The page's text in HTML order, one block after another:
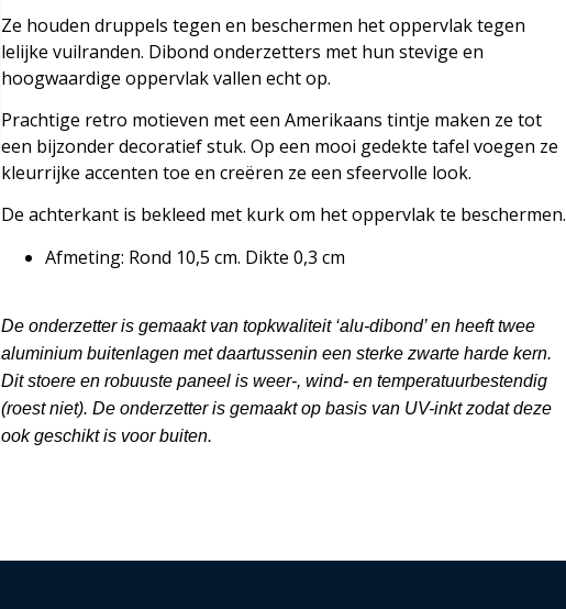
Ze houden druppels tegen en beschermen het oppervlak tegen
lelijke vuilranden. Dibond onderzetters met hun stevige en
hoogwaardige oppervlak vallen echt op.
Prachtige retro motieven met een Amerikaans tintje maken ze tot
een bijzonder decoratief stuk. Op een mooi gedekte tafel voegen ze
kleurrijke accenten toe en creëren ze een sfeervolle look.
De achterkant is bekleed met kurk om het oppervlak te beschermen.
Afmeting: Rond 10,5 cm. Dikte 0,3 cm
De onderzetter is gemaakt van topkwaliteit ‘alu-dibond’ en heeft twee
aluminium buitenlagen met daartussenin een sterke zwarte harde kern.
Dit stoere en robuuste paneel is weer-, wind- en temperatuurbestendig
(roest niet). De onderzetter is gemaakt op basis van UV-inkt zodat deze
ook geschikt is voor buiten.